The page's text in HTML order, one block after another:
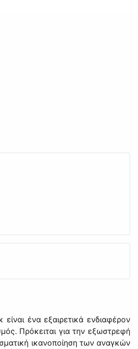
ένα εξαιρετικά ενδιαφέρον
Πρόκειται για την εξωστρεφή
ικανοποίηση των αναγκών